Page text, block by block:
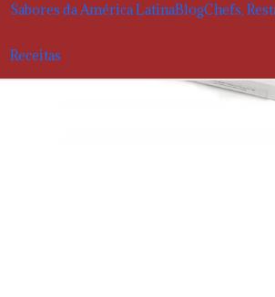
Sabores da América LatinaBlogChefs,
Receitas